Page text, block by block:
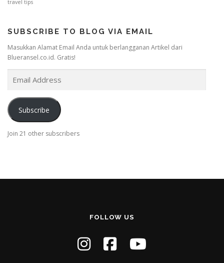
travel tips
SUBSCRIBE TO BLOG VIA EMAIL
Masukkan Alamat Email Anda untuk berlangganan Artikel dari
Blueransel.co.id. Gratis!
i
l
d
Subscribe
Join 21 other subscribers
FOLLOW US